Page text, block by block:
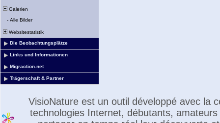
Galerien
- Alle Bilder
Websitestatistik
Die Beobachtungsplätze
Links und Informationen
Migraction.net
Trägerschaft & Partner
VisioNature est un outil développé avec la
technologies Internet, débutants,